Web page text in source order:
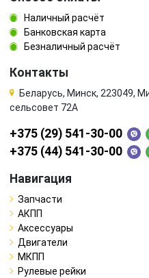
Наличный расчёт
Банковская карта
Безналичный расчёт
Контакты
Беларусь, Минск, 223049,
сельсовет 72А
+375 (29) 541-30-00
+375 (44) 541-30-00
Навигация
Запчасти
АКПП
Аксессуары
Двигатели
МКПП
Рулевые рейки